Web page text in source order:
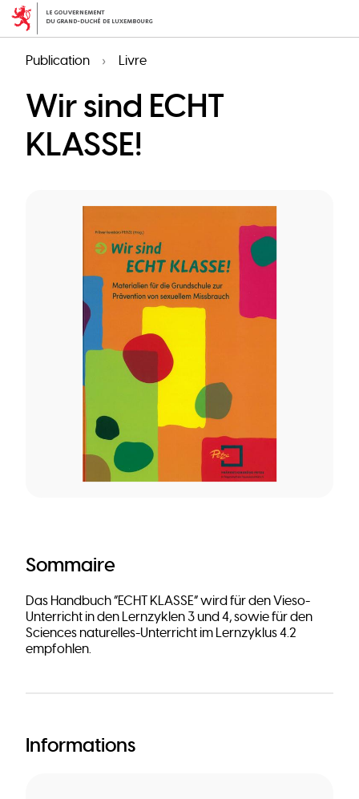
Aller
au
principal
Publication Livre
Wir sind ECHT
KLASSE!
Sommaire
Das Handbuch “ECHT KLASSE” wird für den Vieso-
Unterricht in den Lernzyklen 3 und 4, sowie für den
Sciences naturelles-Unterricht im Lernzyklus 4.2
empfohlen.
Informations